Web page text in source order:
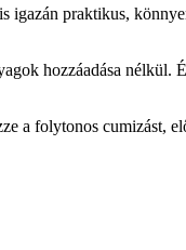
igazán praktikus,
hozzáadása nélkül.
a folytonos cumizást,